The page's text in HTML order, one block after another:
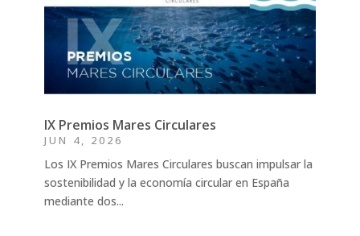
IX Premios Mares Circulares
JUN 4, 2026
Los IX Premios Mares Circulares buscan impulsar la
sostenibilidad y la economía circular en España
mediante dos...